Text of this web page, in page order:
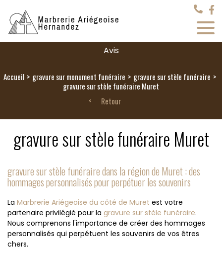
Avis
Accueil gravure sur monument funéraire
gravure sur stèle funéraire
gravure sur stèle funéraire Muret
Retour
gravure sur stèle funéraire Muret
gravure sur stèle funéraire dans la région de Muret : des
hommages personnalisés pour perpétuer les souvenirs
La Marbrerie Ariégeoise du côté de Muret est votre
partenaire privilégié pour la gravure sur stèle funéraire.
Nous comprenons l'importance de créer des hommages
personnalisés qui perpétuent les souvenirs de vos êtres
chers.